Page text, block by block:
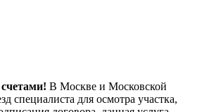
В Москве и Московской
специалиста для осмотра участка,